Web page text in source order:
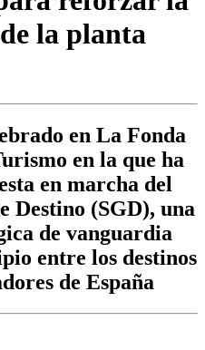
la planta
en La Fonda
en la que ha
en marcha del
Destino (SGD), una
de vanguardia
entre los destinos
de España